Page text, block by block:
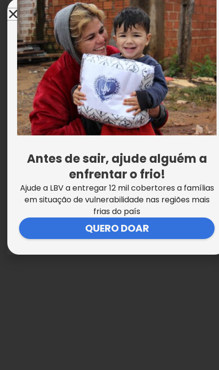
LBV entrega kits pedagógicos na Cidade
Morena
Antes de sair, ajude alguém a
enfrentar o frio!
Ajude a LBV a entregar 12 mil cobertores a famílias
em situação de vulnerabilidade nas regiões mais
frias do país
QUERO DOAR